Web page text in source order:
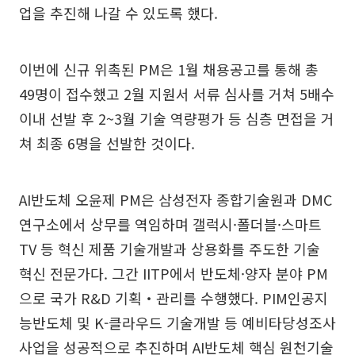
업을 추진해 나갈 수 있도록 했다.
이번에 신규 위촉된 PM은 1월 채용공고를 통해 총
49명이 접수했고 2월 지원서 서류 심사를 거쳐 5배수
이내 선발 후 2~3월 기술 역량평가 등 심층 면접을 거
쳐 최종 6명을 선발한 것이다.
AI반도체 오윤제 PM은 삼성전자 종합기술원과 DMC
연구소에서 상무를 역임하며 갤럭시·폴더블·스마트
TV 등 혁신 제품 기술개발과 상용화를 주도한 기술
혁신 전문가다. 그간 IITP에서 반도체·양자 분야 PM
으로 국가 R&D 기획‧관리를 수행했다. PIM인공지
능반도체 및 K-클라우드 기술개발 등 예비타당성조사
사업을 성공적으로 추진하며 AI반도체 핵심 원천기술